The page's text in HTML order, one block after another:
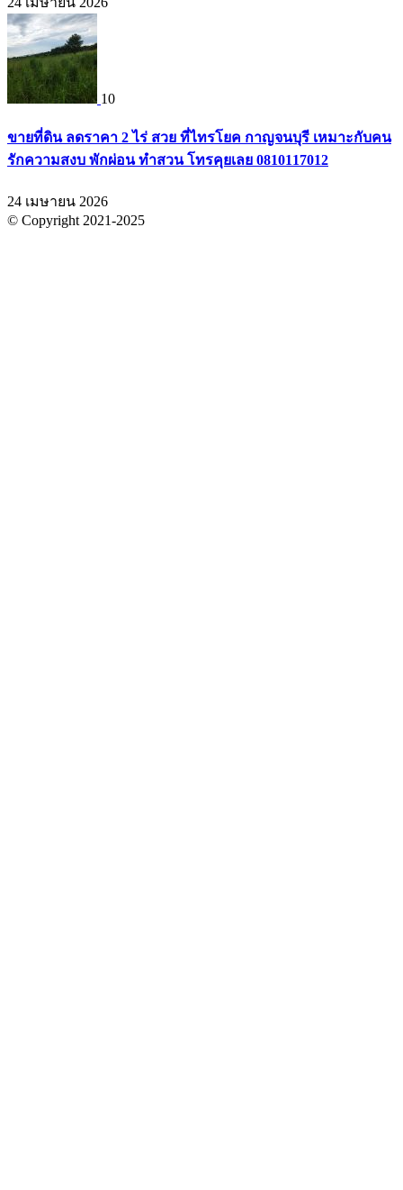
10
ขายที่ดิน ลดราคา 2 ไร่ สวย ที่ไทรโยค กาญจนบุรี เหมาะกับคน
รักความสงบ พักผ่อน ทำสวน โทรคุยเลย 0810117012
24 เมษายน 2026
© Copyright 2021-2025